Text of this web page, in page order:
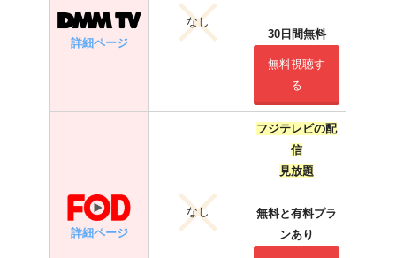
詳細ページ
なし
30日間無料
無料視聴す
る
詳細ページ
なし
フジテレビの配
信
見放題
無料と有料プラ
ンあり